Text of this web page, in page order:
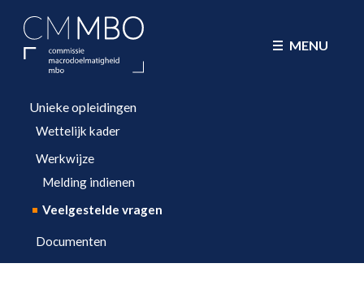
MENU
Unieke opleidingen
Wettelijk kader
Werkwijze
Melding indienen
Veelgestelde vragen
Documenten